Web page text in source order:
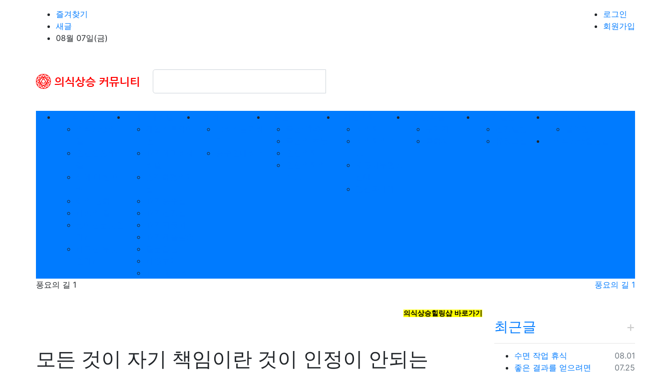
상단 네비
즐겨찾기
새글
08월 07일(금)
로그인
회원가입
메인 메뉴
풍요의 길 1 풍요의 길 1
의식상승힐링샵 바로가기
모든 것이 자기 책임이란 것이 인정이 안되는
최근글
등록일
08.01
수면 작업 휴식
등록일
07.25
좋은 결과를 얻으려면